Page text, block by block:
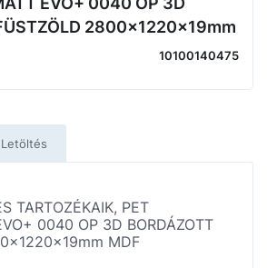
2800x1220x19mm
10100140475
Letöltés
TARTOZÉKAIK, PET
0040 OP 3D BORDÁZOTT
MDF